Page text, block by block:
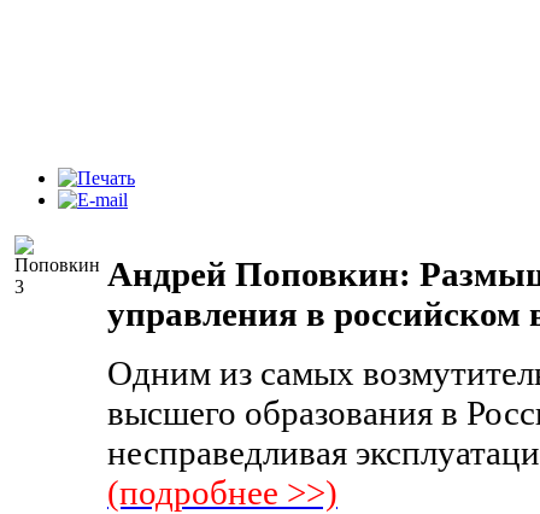
Андрей Поповкин:
управления в
Одним из самых
высшего образования в
несправедливая
(подробнее >>)